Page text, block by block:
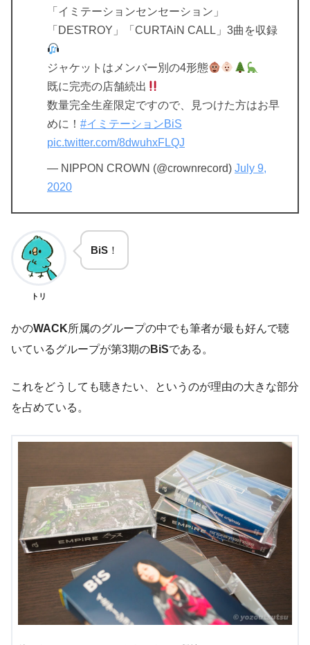
「イミテーションセンセーション」
「DESTROY」「CURTAiN CALL」3曲を収録
ジャケットはメンバー別の4形態
既に完売の店舗続出
数量完全生産限定ですので、見つけた方はお早
めに！ #イミテーションBiS
pic.twitter.com/8dwuhxFLQJ
— NIPPON CROWN (@crownrecord) July 9,
2020
トリ
BiS ！
かのWACK所属のグループの中でも筆者が最も好んで聴
いているグループが第3期のBiSである。
これをどうしても聴きたい、というのが理由の大きな部分
を占めている。